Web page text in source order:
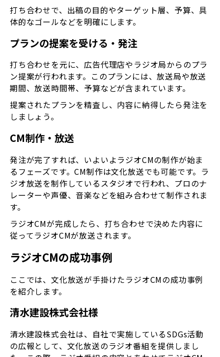
打ち合わせで、出稿の目的やターゲット層、予算、具
体的なゴールなどを明確にします。
プランの提案を受ける・発注
打ち合わせを元に、広告代理店やラジオ局からのプラ
ン提案が行われます。このプランには、放送局や放送
期間、放送時間帯、予算などが含まれています。
提案されたプランを精査し、内容に納得したら発注を
しましょう。
CM制作・放送
発注が完了すれば、いよいよラジオCMの制作が始ま
るフェーズです。CM制作は文化放送でも可能です。ラ
ジオ放送を制作しているスタジオで行われ、プロのナ
レーターや声優、音楽などを組み合わせて制作されま
す。
ラジオCMが完成したら、打ち合わせで決めた内容に
従ってラジオCMが放送されます。
ラジオCMの成功事例
ここでは、文化放送が手掛けたラジオCMの成功事例
を紹介します。
清水建設株式会社様
清水建設株式会社は、自社で実施しているSDGs活動
の広報として、文化放送のラジオ番組を提供しまし